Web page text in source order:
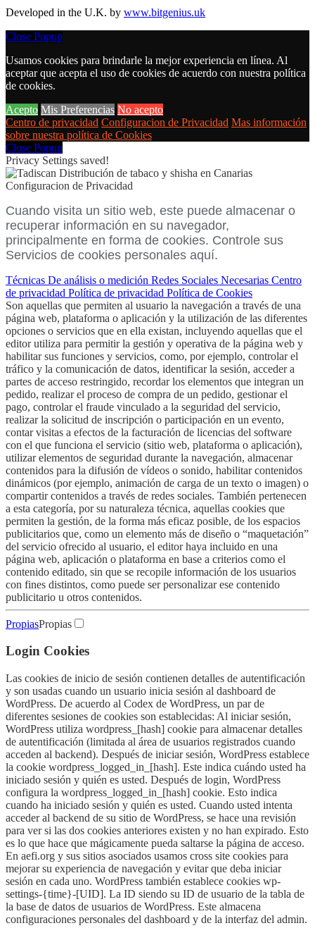
Developed in the U.K. by www.bitgenius.uk
Go
Top
Close Popup
Usamos cookies para brindarle la mejor experiencia en línea. Al
aceptar que acepta el uso de cookies de acuerdo con nuestra política
de cookies.
Acepto Mis Preferencias No acepto
Centro de privacidad Configuracion de Privacidad Mas información
sobre nuestra política de Cookies
Close Popup
Privacy Settings saved!
Configuracion de Privacidad
Cuando visita un sitio web, este puede almacenar o
recuperar información en su navegador,
principalmente en forma de cookies. Controle sus
Servicios de cookies personales aquí.
Técnicas De análisis o medición Redes Sociales Necesarias Centro
de privacidad Política de privacidad Política de Cookies
Son aquellas que permiten al usuario la navegación a través de una
página web, plataforma o aplicación y la utilización de las diferentes
opciones o servicios que en ella existan, incluyendo aquellas que el
editor utiliza para permitir la gestión y operativa de la página web y
habilitar sus funciones y servicios, como, por ejemplo, controlar el
tráfico y la comunicación de datos, identificar la sesión, acceder a
partes de acceso restringido, recordar los elementos que integran un
pedido, realizar el proceso de compra de un pedido, gestionar el
pago, controlar el fraude vinculado a la seguridad del servicio,
realizar la solicitud de inscripción o participación en un evento,
contar visitas a efectos de la facturación de licencias del software
con el que funciona el servicio (sitio web, plataforma o aplicación),
utilizar elementos de seguridad durante la navegación, almacenar
contenidos para la difusión de vídeos o sonido, habilitar contenidos
dinámicos (por ejemplo, animación de carga de un texto o imagen) o
compartir contenidos a través de redes sociales. También pertenecen
a esta categoría, por su naturaleza técnica, aquellas cookies que
permiten la gestión, de la forma más eficaz posible, de los espacios
publicitarios que, como un elemento más de diseño o “maquetación”
del servicio ofrecido al usuario, el editor haya incluido en una
página web, aplicación o plataforma en base a criterios como el
contenido editado, sin que se recopile información de los usuarios
con fines distintos, como puede ser personalizar ese contenido
publicitario u otros contenidos.
PropiasPropias
Login Cookies
Las cookies de inicio de sesión contienen detalles de autentificación
y son usadas cuando un usuario inicia sesión al dashboard de
WordPress. De acuerdo al Codex de WordPress, un par de
diferentes sesiones de cookies son establecidas: Al iniciar sesión,
WordPress utiliza wordpress_[hash] cookie para almacenar detalles
de autentificación (limitada al área de usuarios registrados cuando
acceden al backend). Después de iniciar sesión, WordPress establece
la cookie wordpress_logged_in_[hash]. Este indica cuándo usted ha
iniciado sesión y quién es usted. Después de login, WordPress
configura la wordpress_logged_in_[hash] cookie. Esto indica
cuando ha iniciado sesión y quién es usted. Cuando usted intenta
acceder al backend de su sitio de WordPress, se hace una revisión
para ver si las dos cookies anteriores existen y no han expirado. Esto
es lo que hace que mágicamente pueda saltarse la página de acceso.
En aefi.org y sus sitios asociados usamos cross site cookies para
mejorar su experiencia de navegación y evitar que deba iniciar
sesión en cada uno. WordPress también establece cookies wp-
settings-{time}-[UID]. La ID siendo su ID de usuario de la tabla de
la base de datos de usuarios de WordPress. Este almacena
configuraciones personales del dashboard y de la interfaz del admin.